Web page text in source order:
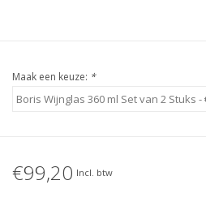
Maak een keuze: *
€99,20 Incl. btw